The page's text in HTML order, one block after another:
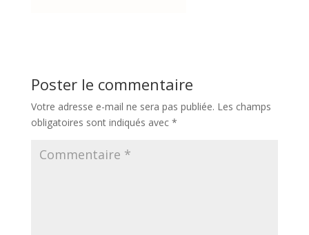
Poster le commentaire
Votre adresse e-mail ne sera pas publiée. Les champs
obligatoires sont indiqués avec *